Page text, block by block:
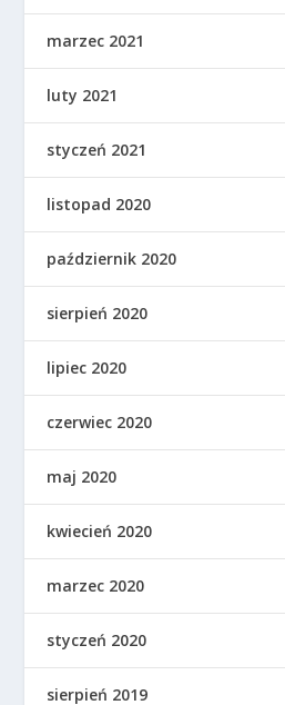
marzec 2021
luty 2021
styczeń 2021
listopad 2020
październik 2020
sierpień 2020
lipiec 2020
czerwiec 2020
maj 2020
kwiecień 2020
marzec 2020
styczeń 2020
sierpień 2019